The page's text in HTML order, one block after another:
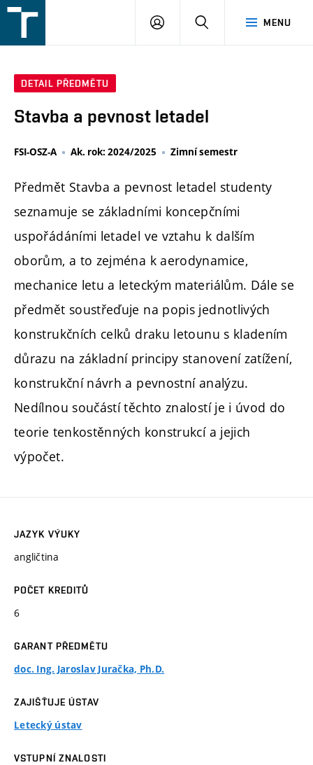
v
MENU
PŘIHLÁŠENÍ
DETAIL PŘEDMĚTU
Stavba a pevnost letadel
FSI-OSZ-A Ak. rok: 2024/2025 Zimní semestr
Předmět Stavba a pevnost letadel studenty
seznamuje se základními koncepčními
uspořádáními letadel ve vztahu k dalším
oborům, a to zejména k aerodynamice,
mechanice letu a leteckým materiálům. Dále se
předmět soustřeďuje na popis jednotlivých
konstrukčních celků draku letounu s kladením
důrazu na základní principy stanovení zatížení,
konstrukční návrh a pevnostní analýzu.
Nedílnou součástí těchto znalostí je i úvod do
teorie tenkostěnných konstrukcí a jejich
výpočet.
JAZYK VÝUKY
angličtina
POČET KREDITŮ
6
GARANT PŘEDMĚTU
doc. Ing. Jaroslav Juračka, Ph.D.
ZAJIŠŤUJE ÚSTAV
Letecký ústav
VSTUPNÍ ZNALOSTI